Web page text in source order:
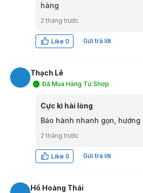
hàng
2 tháng trước
Like 0 Gửi trả lời
Thạch Lê
Đã Mua Hàng Từ Shop
Cực kì hài lòng
Bảo hành nhanh gọn,
2 tháng trước
Like 0 Gửi trả lời
Hồ Hoàng Thái